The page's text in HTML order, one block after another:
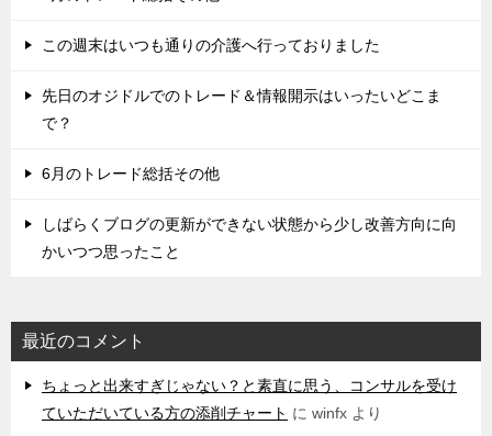
この週末はいつも通りの介護へ行っておりました
先日のオジドルでのトレード＆情報開示はいったいどこま
で？
6月のトレード総括その他
しばらくブログの更新ができない状態から少し改善方向に向
かいつつ思ったこと
最近のコメント
ちょっと出来すぎじゃない？と素直に思う、コンサルを受け
ていただいている方の添削チャート に winfx より